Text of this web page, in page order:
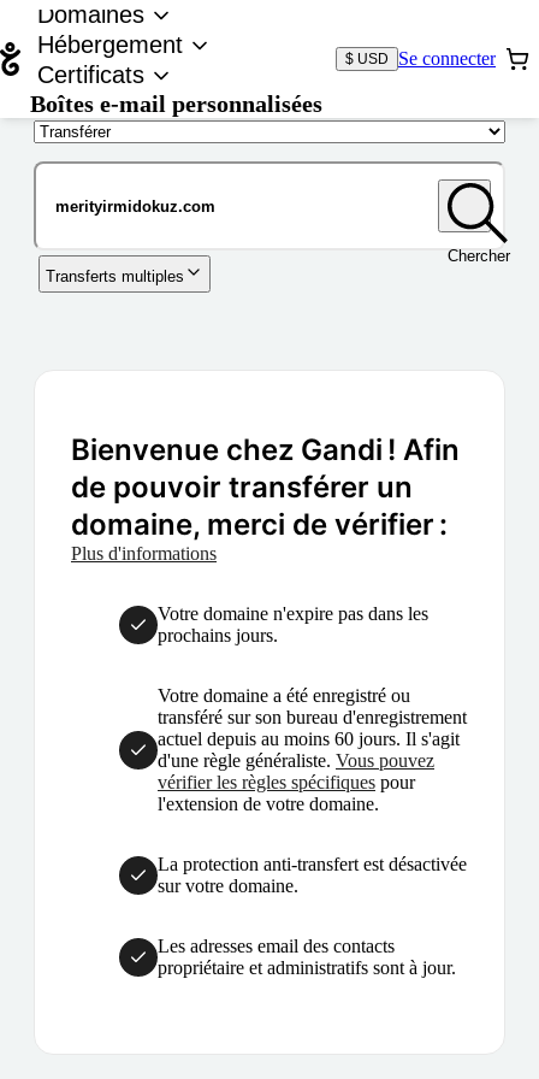
Domaines
Hébergement
Certificats
Boîtes e-mail personnalisées
$ USD Se connecter
Chercher
Transferts multiples
Bienvenue chez Gandi ! Afin
de pouvoir transférer un
domaine, merci de vérifier :
Plus d'informations
Votre domaine n'expire pas dans les
prochains jours.
Votre domaine a été enregistré ou
transféré sur son bureau d'enregistrement
actuel depuis au moins 60 jours. Il s'agit
d'une règle généraliste. Vous pouvez
vérifier les règles spécifiques pour
l'extension de votre domaine.
La protection anti-transfert est désactivée
sur votre domaine.
Les adresses email des contacts
propriétaire et administratifs sont à jour.